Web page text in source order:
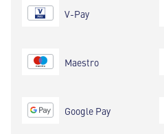
V-Pay
Maestro
Google Pay